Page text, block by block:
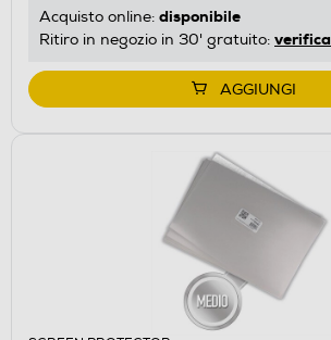
Acquisto online: disponibile
Ritiro in negozio in 30' gratuito: verifica
AGGIUNGI